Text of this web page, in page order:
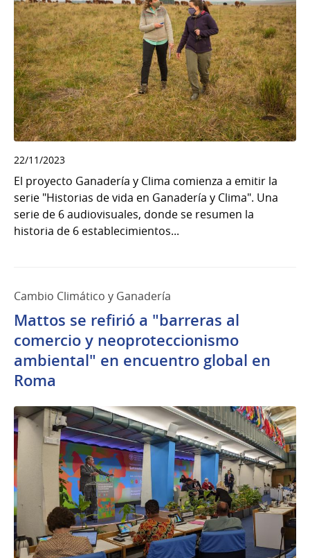
22/11/2023
El proyecto Ganadería y Clima comienza a emitir la
serie "Historias de vida en Ganadería y Clima". Una
serie de 6 audiovisuales, donde se resumen la
historia de 6 establecimientos...
Cambio Climático y Ganadería
Mattos se refirió a "barreras al
comercio y neoproteccionismo
ambiental" en encuentro global en
Roma